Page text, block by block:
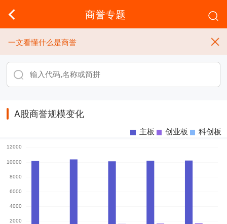
商誉专题
一文看懂什么是商誉
A股商誉规模变化
主板 创业板 科创板